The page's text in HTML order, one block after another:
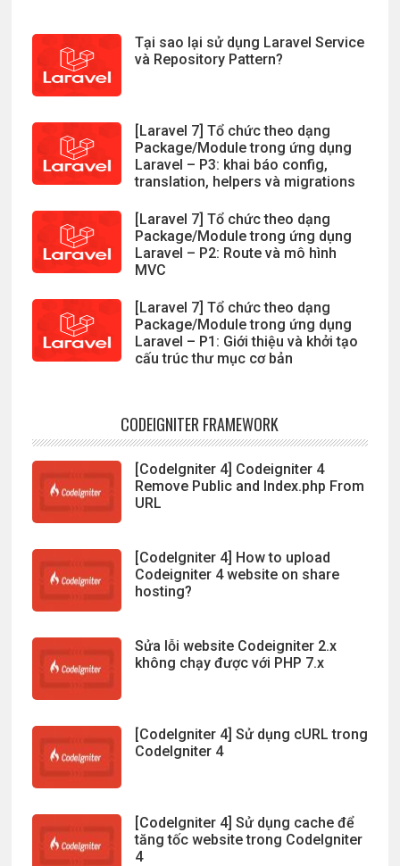
Tại sao lại sử dụng Laravel Service
và Repository Pattern?
[Laravel 7] Tổ chức theo dạng
Package/Module trong ứng dụng
Laravel – P3: khai báo config,
translation, helpers và migrations
[Laravel 7] Tổ chức theo dạng
Package/Module trong ứng dụng
Laravel – P2: Route và mô hình
MVC
[Laravel 7] Tổ chức theo dạng
Package/Module trong ứng dụng
Laravel – P1: Giới thiệu và khởi tạo
cấu trúc thư mục cơ bản
CODEIGNITER FRAMEWORK
[CodeIgniter 4] Codeigniter 4
Remove Public and Index.php From
URL
[CodeIgniter 4] How to upload
Codeigniter 4 website on share
hosting?
Sửa lỗi website Codeigniter 2.x
không chạy được với PHP 7.x
[CodeIgniter 4] Sử dụng cURL trong
CodeIgniter 4
[CodeIgniter 4] Sử dụng cache để
tăng tốc website trong CodeIgniter
4